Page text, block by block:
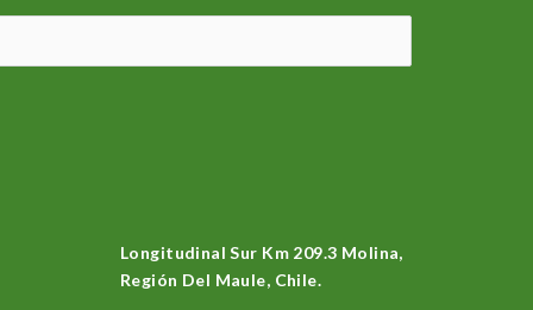
Longitudinal Sur Km 209.3 Molina,
Región Del Maule, Chile.